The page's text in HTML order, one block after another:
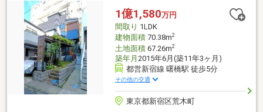
1億1,580万円
間取り 1LDK
建物面積70.38m2
土地面積67.26m2
築年月 2015年6月(築11年3ヶ月)
都営新宿線 曙橋駅 徒歩5分
その他の交通
東京都新宿区荒木町